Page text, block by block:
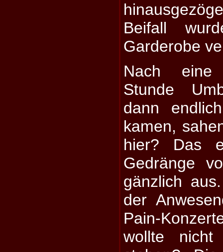
Beifall
Garderobe
Nach eine
Stunde
dann
kamen,
hier? Das
Gedränge
gänzlich
der
Pain-
wollte